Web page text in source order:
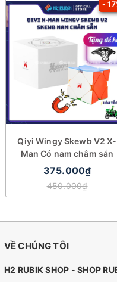
-
Qiyi Wingy Skewb V2 X-
Man Có nam châm sẵn
375.000₫
450.000₫
VỀ CHÚNG TÔI
H2 RUBIK SHOP - SHOP